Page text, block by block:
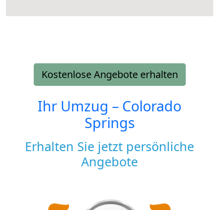
Kostenlose Angebote erhalten
Ihr Umzug – Colorado
Springs
Erhalten Sie jetzt persönliche
Angebote